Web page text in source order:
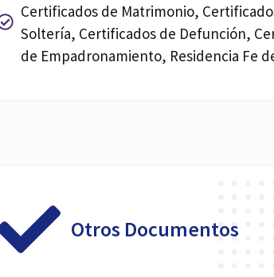
Certificados de Matrimonio,
Soltería, Certificados de Defunción,
de Empadronamiento, Residencia Fe
Otros Documentos